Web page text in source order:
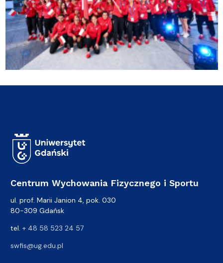
Centrum Wychowania Fizycznego i Sportu
ul. prof. Marii Janion 4, pok. 030
80-309 Gdańsk
tel. + 48 58 523 24 57
swfis@ug.edu.pl